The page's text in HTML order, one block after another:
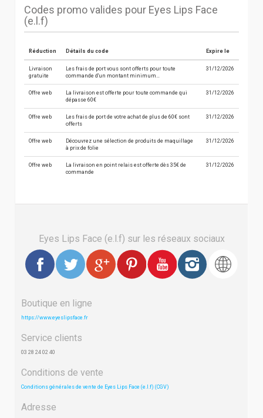
Codes promo valides pour Eyes Lips Face
(e.l.f)
Réduction Détails du code Expire le
Livraison
gratuite
Les frais de port vous sont offerts pour toute
commande d'un montant minimum…
31/12/2026
Offre web
La livraison est offerte pour toute commande qui
dépasse 60€
31/12/2026
Offre web
Les frais de port de votre achat de plus de 60€ sont
offerts
31/12/2026
Offre web
Découvrez une sélection de produits de maquillage
à prix de folie
31/12/2026
Offre web
La livraison en point relais est offerte dès 35€ de
commande
31/12/2026
Eyes Lips Face (e.l.f) sur les réseaux sociaux
Boutique en ligne
https://www.eyeslipsface.fr
Service clients
03 28 24 02 40
Conditions de vente
Conditions générales de vente de Eyes Lips Face (e.l.f) (CGV)
Adresse